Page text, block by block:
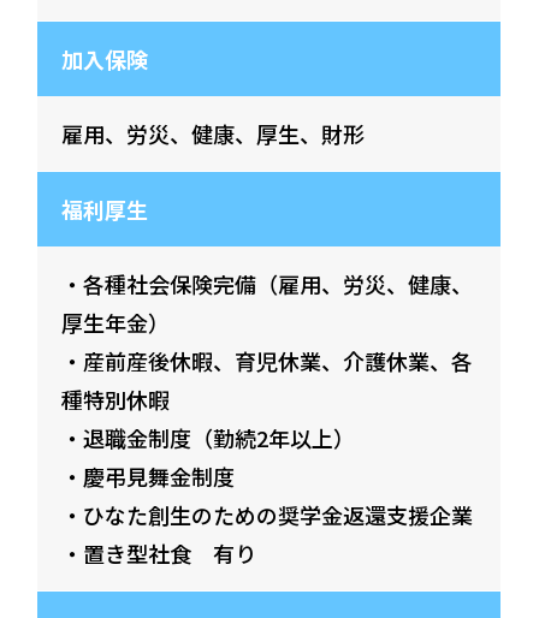
加入保険
雇用、労災、健康、厚生、財形
福利厚生
・各種社会保険完備（雇用、労災、健康、
厚生年金）
・産前産後休暇、育児休業、介護休業、各
種特別休暇
・退職金制度（勤続2年以上）
・慶弔見舞金制度
・ひなた創生のための奨学金返還支援企業
・置き型社食 有り